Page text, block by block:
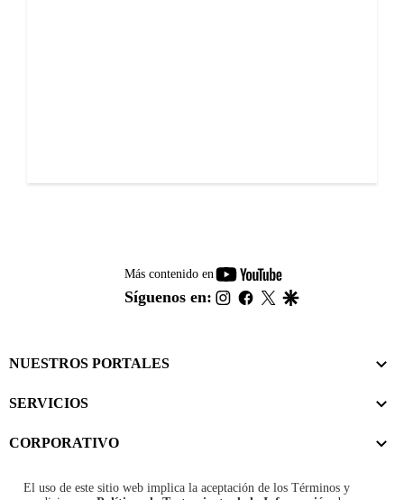
Más contenido en
youtube-
footer
Síguenos en: instagram
facebook
twitter
NUESTROS PORTALES
SERVICIOS
CORPORATIVO
El uso de este sitio web implica la aceptación de los Términos y